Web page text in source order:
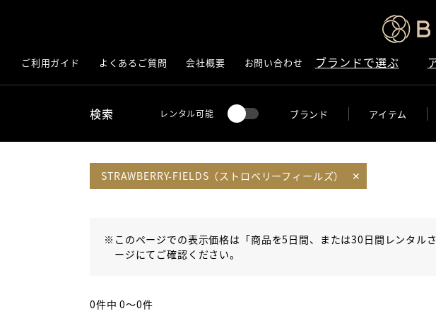
ブランドで選ぶ
ご利用ガイド よくあるご質問 会社概要 お問い合わせ
検索 レンタル可能 ブランド アイテム
STRAWBERRY-FIELDS（ストロベリーフィールズ） ✕
※ このページでの表示価格は「商品を5日間、または30日間レンタ
ージにてご確認ください。
0件中 0〜0件